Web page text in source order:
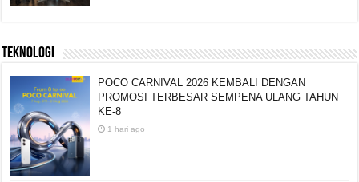
TEKNOLOGI
POCO CARNIVAL 2026 KEMBALI DENGAN
PROMOSI TERBESAR SEMPENA ULANG TAHUN
KE-8
1 hari ago